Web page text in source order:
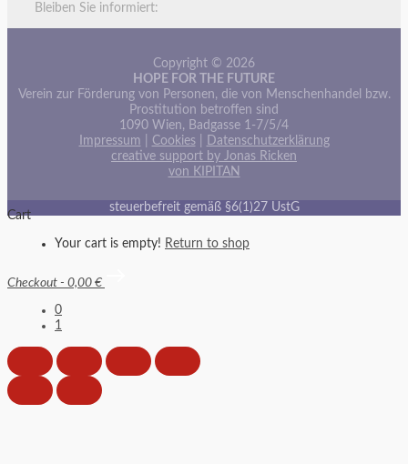
Bleiben Sie informiert:
Copyright © 2026
HOPE FOR THE FUTURE
Verein zur Förderung von Personen, die von Menschenhandel bzw.
Prostitution betroffen sind
1090 Wien, Badgasse 1-7/5/4
Impressum
Cookies|
Datenschutzerklärung
creative support by Jonas Ricken
von KIPITAN
steuerbefreit gemäß §6(1)27 UstG
Cart
Your cart is empty! Return to shop
Checkout - 0,00 €
0
1